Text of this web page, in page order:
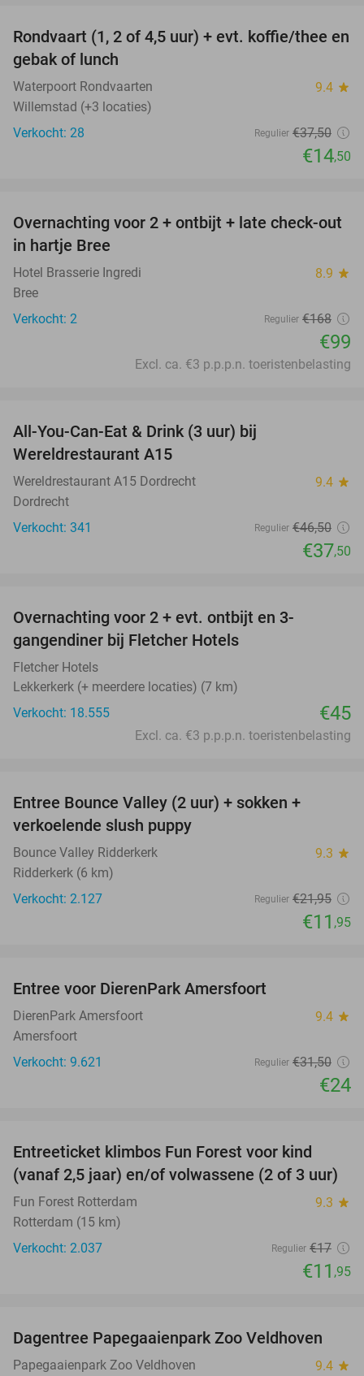
61%
Rondvaart (1, 2 of 4,5 uur) + evt. koffie/thee en
gebak of lunch
Waterpoort Rondvaarten 9.4 star
Willemstad (+3 locaties)
Verkocht: 28
Regulier €37,50
€14,50
41%
TODAY
Overnachting voor 2 + ontbijt + late check-out
in hartje Bree
Hotel Brasserie Ingredi 8.9 star
Bree
Verkocht: 2
Regulier €168
€99
Excl. ca. €3 p.p.p.n. toeristenbelasting
All-You-Can-Eat & Drink (3 uur) bij
Wereldrestaurant A15
Wereldrestaurant A15 Dordrecht 9.4 star
Dordrecht
Verkocht: 341
Regulier €46,50
€37,50
Overnachting voor 2 + evt. ontbijt en 3-
gangendiner bij Fletcher Hotels
Fletcher Hotels
Lekkerkerk (+ meerdere locaties) (7 km)
Verkocht: 18.555
€45
Excl. ca. €3 p.p.p.n. toeristenbelasting
Entree Bounce Valley (2 uur) + sokken +
verkoelende slush puppy
Bounce Valley Ridderkerk 9.3 star
Ridderkerk (6 km)
Verkocht: 2.127
Regulier €21,95
€11 ,95
Entree voor DierenPark Amersfoort
DierenPark Amersfoort 9.4 star
Amersfoort
Verkocht: 9.621
Regulier €31,50
€24
Entreeticket klimbos Fun Forest voor kind
(vanaf 2,5 jaar) en/of volwassene (2 of 3 uur)
Fun Forest Rotterdam 9.3 star
Rotterdam (15 km)
Verkocht: 2.037
Regulier €17
€11 ,95
26%
Dagentree Papegaaienpark Zoo Veldhoven
Papegaaienpark Zoo Veldhoven 9.4 star